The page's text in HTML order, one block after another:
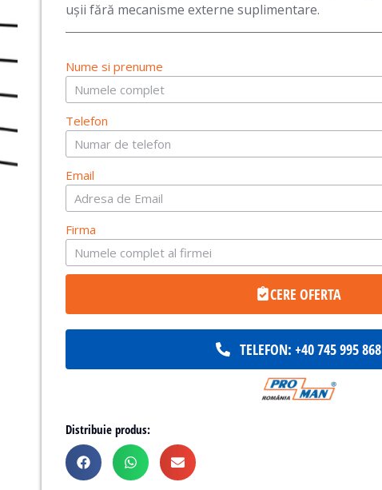
ușii fără mecanisme externe suplimentare.
Nume si prenume
Telefon
Email
Firma
CERE OFERTA
TELEFON: +40 745 995 868
Distribuie produs: